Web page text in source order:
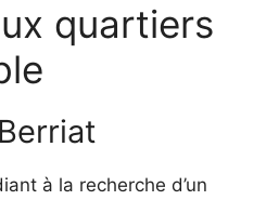
quartiers
à la recherche d’un